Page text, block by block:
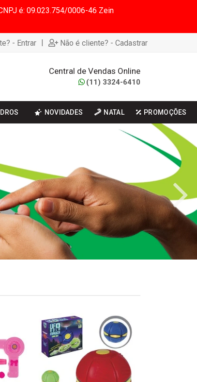
é: 09.023.754/0006-46 Zein
- Entrar | Não é cliente? - Cadastrar
Central de Vendas Online
(11) 3324-6410
NOVIDADES NATAL PROMOÇÕES